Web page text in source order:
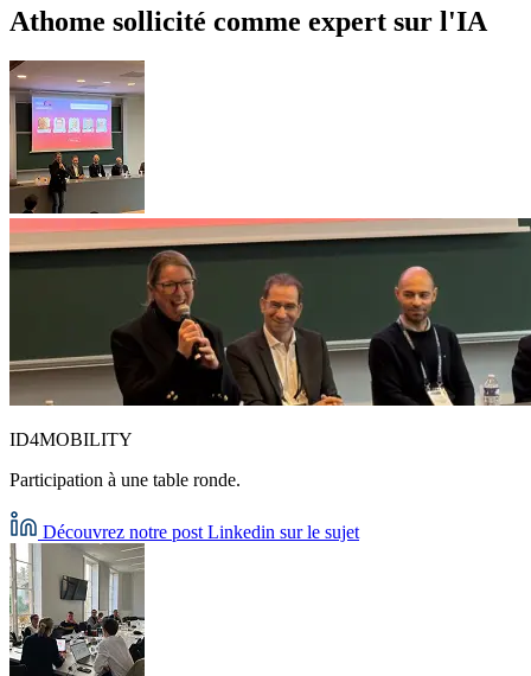
Athome sollicité comme expert sur l'IA
ID4MOBILITY
Participation à une table ronde.
Découvrez notre post Linkedin sur le sujet